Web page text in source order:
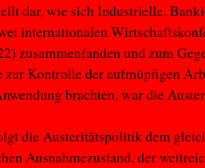
dar, wie sich Industrielle,
internationalen
zusammenfanden und zum
zur Kontrolle der aufmüpfigen
brachten, war die
die Austeritätspolitik dem
Ausnahmezustand, der